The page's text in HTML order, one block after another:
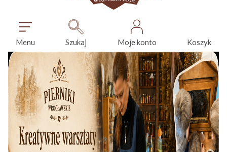
Menu Szukaj Moje konto Koszyk